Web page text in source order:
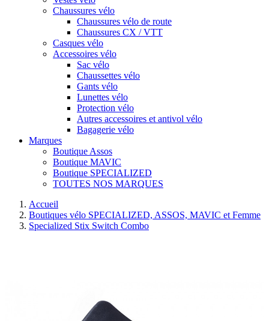
Chaussures vélo
Chaussures vélo de route
Chaussures CX / VTT
Casques vélo
Accessoires vélo
Sac vélo
Chaussettes vélo
Gants vélo
Lunettes vélo
Protection vélo
Autres accessoires et antivol vélo
Bagagerie vélo
Marques
Boutique Assos
Boutique MAVIC
Boutique SPECIALIZED
TOUTES NOS MARQUES
Accueil
Boutiques vélo SPECIALIZED, ASSOS, MAVIC et Femme
Specialized Stix Switch Combo